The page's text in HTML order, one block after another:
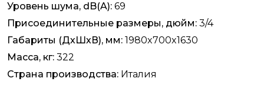
Уровень шума, dB(A): 69
Присоединительные размеры, дюйм: 3/4
Габариты (ДхШхВ), мм: 1980x700x1630
Масса, кг: 322
Страна производства: Италия